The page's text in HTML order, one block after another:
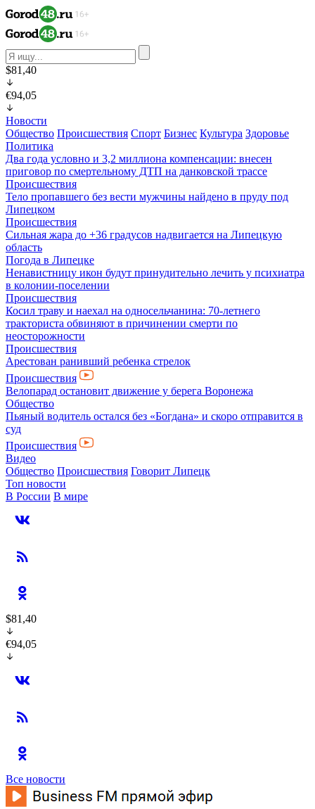
$81,40
€94,05
Новости
Общество Происшествия Спорт Бизнес Культура Здоровье
Политика
Два года условно и 3,2 миллиона компенсации: внесен
приговор по смертельному ДТП на данковской трассе
Происшествия
Тело пропавшего без вести мужчины найдено в пруду под
Липецком
Происшествия
Сильная жара до +36 градусов надвигается на Липецкую
область
Погода в Липецке
Ненавистницу икон будут принудительно лечить у психиатра
в колонии-поселении
Происшествия
Косил траву и наехал на односельчанина: 70-летнего
тракториста обвиняют в причинении смерти по
неосторожности
Происшествия
Арестован ранивший ребенка стрелок
Происшествия
Велопарад остановит движение у берега Воронежа
Общество
Пьяный водитель остался без «Богдана» и скоро отправится в
суд
Происшествия
Видео
Общество Происшествия Говорит Липецк
Топ новости
В России В мире
$81,40
€94,05
Все новости